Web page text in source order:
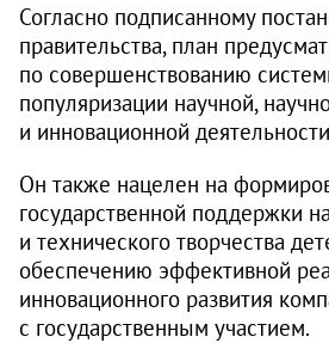
Согласно подписанному
правительства, план
по совершенствованию
популяризации научной,
и инновационной
Он также нацелен на
государственной поддержки
и технического творчества
обеспечению эффективной
инновационного развития
с государственным участием.